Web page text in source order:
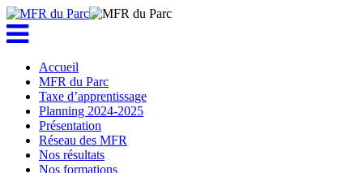
Accueil
MFR du Parc
Taxe d’apprentissage
Planning 2024-2025
Présentation
Réseau des MFR
Nos résultats
Nos formations